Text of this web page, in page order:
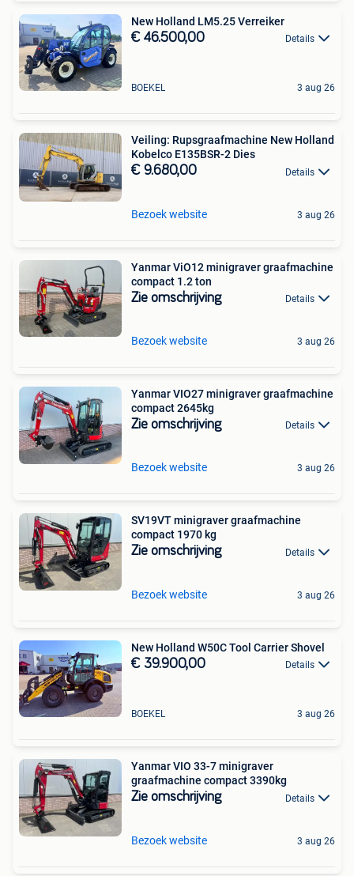
New Holland LM5.25 Verreiker
€ 46.500,00 Details
BOEKEL 3 aug 26
Veiling: Rupsgraafmachine New Holland
Kobelco E135BSR-2 Dies
€ 9.680,00 Details
Bezoek website 3 aug 26
Yanmar ViO12 minigraver graafmachine
compact 1.2 ton
Zie omschrijving Details
Bezoek website 3 aug 26
Yanmar VIO27 minigraver graafmachine
compact 2645kg
Zie omschrijving Details
Bezoek website 3 aug 26
SV19VT minigraver graafmachine
compact 1970 kg
Zie omschrijving Details
Bezoek website 3 aug 26
New Holland W50C Tool Carrier Shovel
€ 39.900,00 Details
BOEKEL 3 aug 26
Yanmar VIO 33-7 minigraver
graafmachine compact 3390kg
Zie omschrijving Details
Bezoek website 3 aug 26